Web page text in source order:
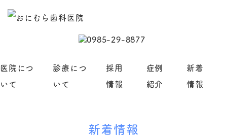
医院につ
いて
診療につ
いて
採用
情報
症例
紹介
新着
情報
新着情報